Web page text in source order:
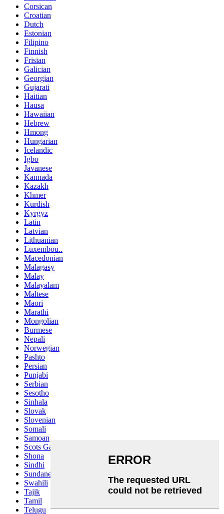
Corsican
Croatian
Dutch
Estonian
Filipino
Finnish
Frisian
Galician
Georgian
Gujarati
Haitian
Hausa
Hawaiian
Hebrew
Hmong
Hungarian
Icelandic
Igbo
Javanese
Kannada
Kazakh
Khmer
Kurdish
Kyrgyz
Latin
Latvian
Lithuanian
Luxembou..
Macedonian
Malagasy
Malay
Malayalam
Maltese
Maori
Marathi
Mongolian
Burmese
Nepali
Norwegian
Pashto
Persian
Punjabi
Serbian
Sesotho
Sinhala
Slovak
Slovenian
Somali
Samoan
Scots Gaelic
Shona
Sindhi
Sundanese
Swahili
Tajik
Tamil
Telugu